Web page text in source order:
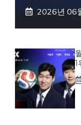
2026년 06
1